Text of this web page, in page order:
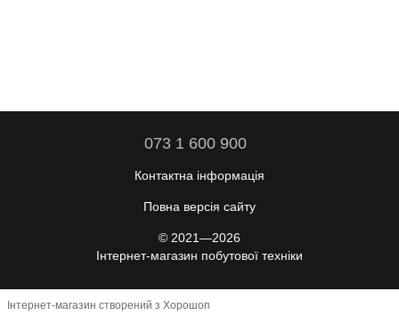
073 1 600 900
Контактна інформація
Повна версія сайту
© 2021—2026
Інтернет-магазин побутової техніки
Інтернет-магазин створений з Хорошоп